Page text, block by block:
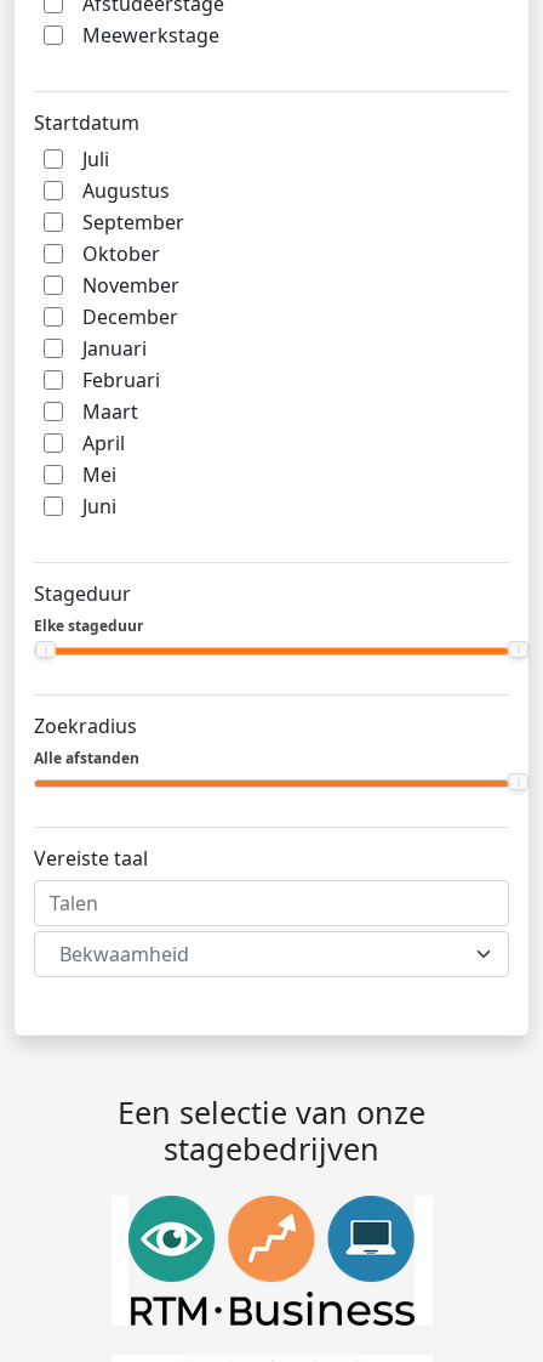
Meewerkstage
Startdatum
Juli
Augustus
September
Oktober
November
December
Januari
Februari
Maart
April
Mei
Juni
Stageduur
Elke stageduur
Zoekradius
Alle afstanden
Vereiste taal
Bekwaamheid
Een selectie van onze
stagebedrijven